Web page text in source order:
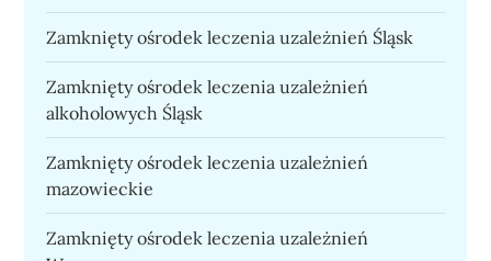
Zamknięty ośrodek leczenia uzależnień Śląsk
Zamknięty ośrodek leczenia uzależnień
alkoholowych Śląsk
Zamknięty ośrodek leczenia uzależnień
mazowieckie
Zamknięty ośrodek leczenia uzależnień